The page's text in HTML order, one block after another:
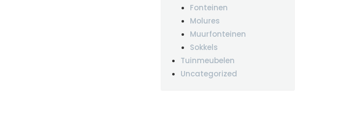
Fonteinen
Molures
Muurfonteinen
Sokkels
Tuinmeubelen
Uncategorized